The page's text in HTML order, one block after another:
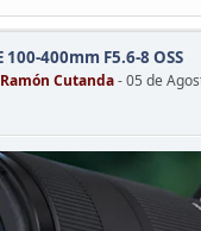
100-400mm F5.6-8 OSS
Ramón Cutanda- 05 de